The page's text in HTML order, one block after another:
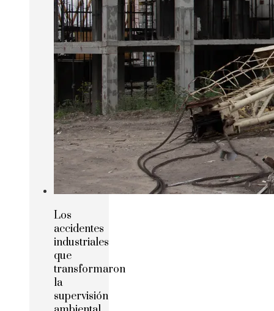
Los
accidentes
industriales
que
transformaron
la
supervisión